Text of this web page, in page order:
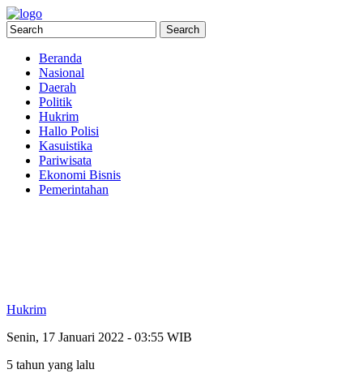
Beranda
Nasional
Daerah
Politik
Hukrim
Hallo Polisi
Kasuistika
Pariwisata
Ekonomi Bisnis
Pemerintahan
Hukrim
Senin, 17 Januari 2022 - 03:55 WIB
5 tahun yang lalu